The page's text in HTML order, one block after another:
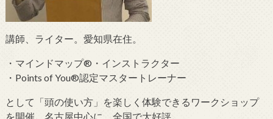
講師、ライター。愛知県在住。
・マインドマップ®・インストラクター
・Points of You®認定マスタートレーナー
として「頭の使い方」を楽しく体験できるワークショップ
を開催。名古屋中心に、全国で大好評。